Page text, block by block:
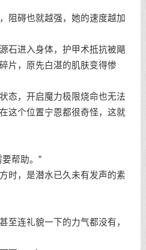
阻碍也就越强，她的速度越加
石进入身体，护甲术抵抗被飓
片，原先白湛的肌肤变得惨
态，开启魔力极限烧命也无法
这个位置宁恩都很奇怪，这就
帮助。”
时，是潜水已久未有发声的素
至连礼貌一下的力气都没有，